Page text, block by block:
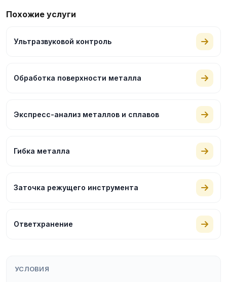
Похожие услуги
Ультразвуковой контроль
Обработка поверхности металла
Экспресс-анализ металлов и сплавов
Гибка металла
Заточка режущего инструмента
Ответхранение
УСЛОВИЯ